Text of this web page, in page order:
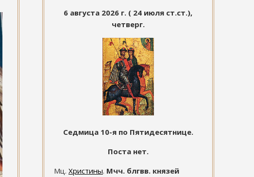
6 августа 2026 г. ( 24 июля ст.ст.),
четверг.
Седмица 10-я по Пятидесятнице.
Поста нет.
Мц. Христины. Мчч. блгвв. князей